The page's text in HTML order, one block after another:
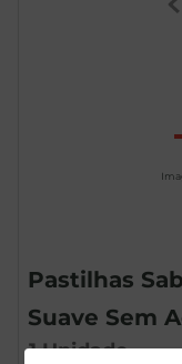
Pastilhas
Suave Sem
1 Unidade